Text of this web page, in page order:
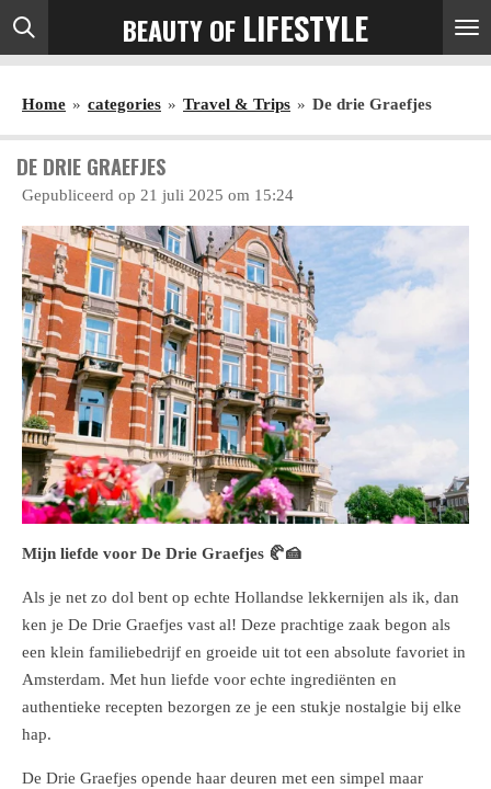
Ga
direct
de
hoofdinhoud
BEAUTY OF LIFESTYLE
Home » categories » Travel & Trips » De drie Graefjes
DE DRIE GRAEFJES
Gepubliceerd op 21 juli 2025 om 15:24
Mijn liefde voor De Drie Graefjes 🥐🍰
Als je net zo dol bent op echte Hollandse lekkernijen als ik, dan
ken je De Drie Graefjes vast al! Deze prachtige zaak begon als
een klein familiebedrijf en groeide uit tot een absolute favoriet in
Amsterdam. Met hun liefde voor echte ingrediënten en
authentieke recepten bezorgen ze je een stukje nostalgie bij elke
hap.
De Drie Graefjes opende haar deuren met een simpel maar